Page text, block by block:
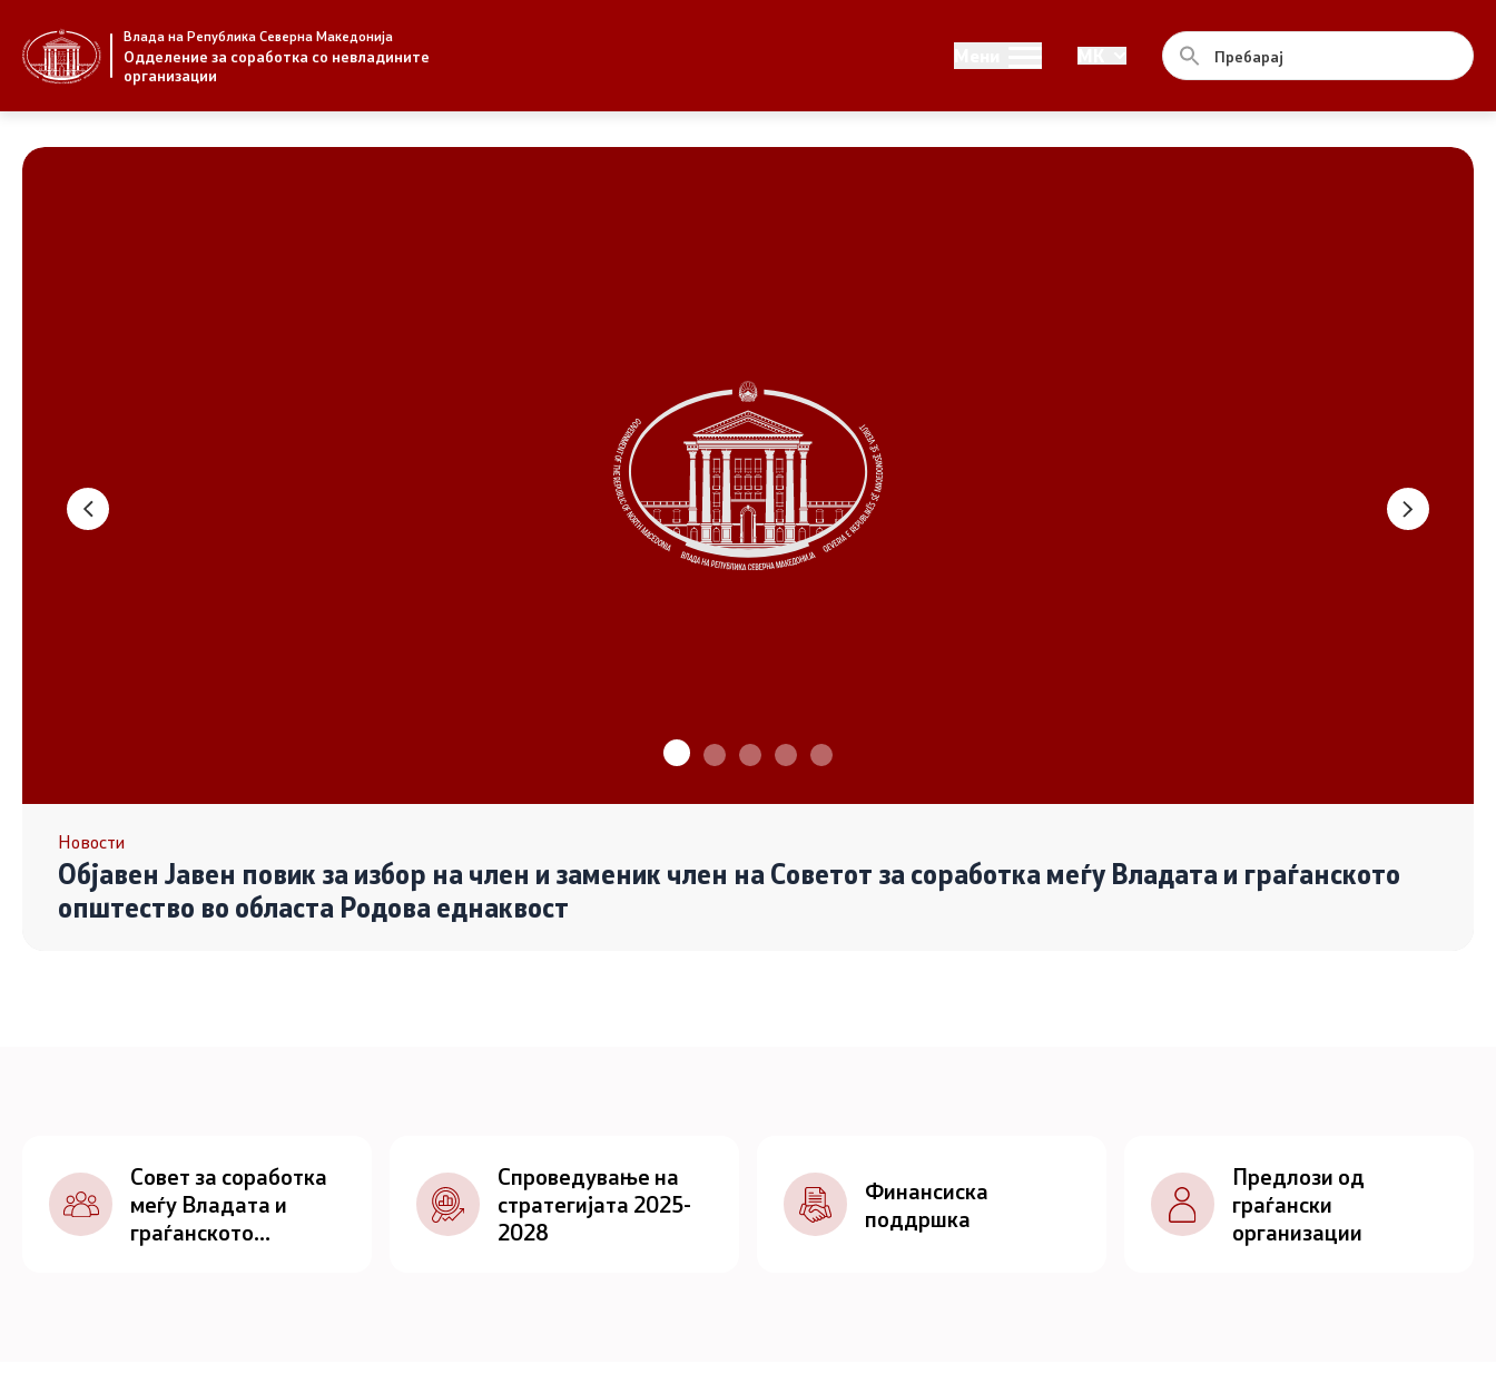
Влада на Република Северна Македонија
Одделение за соработка со невладините
организации
За нас Совет
Регистар
Дијалог меѓу Владата и граѓанскиот
Финансиска поддршка
Прегледи
Програми
Линкови
Изјава за пристапност
Новости
Објавен Јавен повик за избор на член и заменик член на Советот за соработка меѓу Владата и граѓанското
општество во областа Родова еднаквост
Совет за соработка
меѓу Владата и
граѓанското
Спроведување на
стратегијата 2025-
2028
Финансиска
поддршка
Предлози од
граѓански
организации